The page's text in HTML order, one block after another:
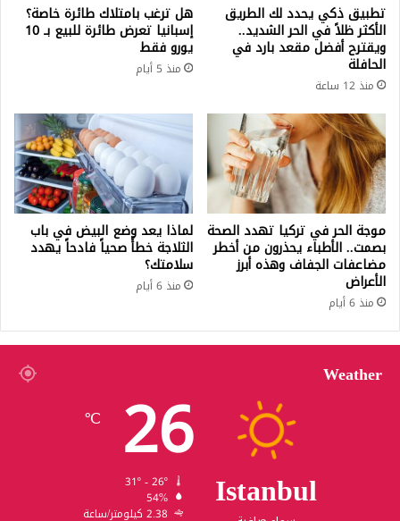
تطبيق ذكي يحدد لك الطريق
الأكثر ظلاً في الحر الشديد..
ويقترح أفضل مقعد بارد في
الحافلة
منذ 12 ساعة
هل ترغب بامتلاك طائرة خاصة؟
إسبانيا تعرض طائرة للبيع بـ 10
يورو فقط
منذ 5 أيام
موجة الحر في تركيا تهدد الصحة
بصمت.. الأطباء يحذرون من أخطر
مضاعفات الجفاف وهذه أبرز
الأعراض
منذ 6 أيام
لماذا يعد وضع البيض في باب
الثلاجة خطأً صحياً فادحاً يهدد
سلامتك؟
منذ 6 أيام
Weather
Istanbul
26
℃
54%
2.38 كيلومتر/ساعة